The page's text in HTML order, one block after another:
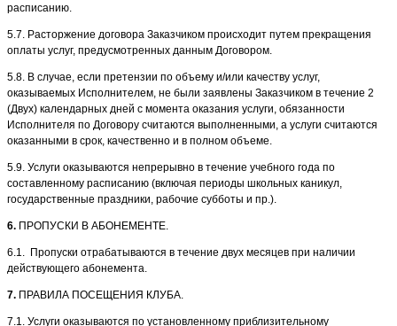
расписанию.
5.7. Расторжение договора Заказчиком происходит путем прекращения
оплаты услуг, предусмотренных данным Договором.
5.8. В случае, если претензии по объему и/или качеству услуг,
оказываемых Исполнителем, не были заявлены Заказчиком в течение 2
(Двух) календарных дней с момента оказания услуги, обязанности
Исполнителя по Договору считаются выполненными, а услуги считаются
оказанными в срок, качественно и в полном объеме.
5.9. Услуги оказываются непрерывно в течение учебного года по
составленному расписанию (включая периоды школьных каникул,
государственные праздники, рабочие субботы и пр.).
6. ПРОПУСКИ В АБОНЕМЕНТЕ.
6.1. Пропуски отрабатываются в течение двух месяцев при наличии
действующего абонемента.
7. ПРАВИЛА ПОСЕЩЕНИЯ КЛУБА.
7.1. Услуги оказываются по установленному приблизительному